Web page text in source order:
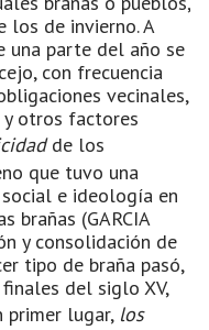
los de invierno. A
una parte del año se
con frecuencia
vecinales,
y otros factores
de los
que tuvo una
e ideología en
brañas (GARCIA
y consolidación de
tipo de braña pasó,
del siglo XV,
primer lugar, los